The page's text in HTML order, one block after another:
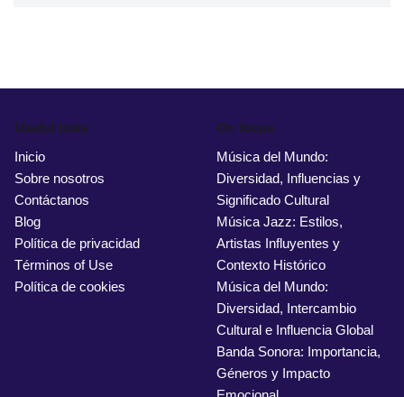
Useful links
Inicio
Sobre nosotros
Contáctanos
Blog
Política de privacidad
Términos of Use
Política de cookies
On focus
Música del Mundo:
Diversidad, Influencias y
Significado Cultural
Música Jazz: Estilos,
Artistas Influyentes y
Contexto Histórico
Música del Mundo:
Diversidad, Intercambio
Cultural e Influencia Global
Banda Sonora: Importancia,
Géneros y Impacto